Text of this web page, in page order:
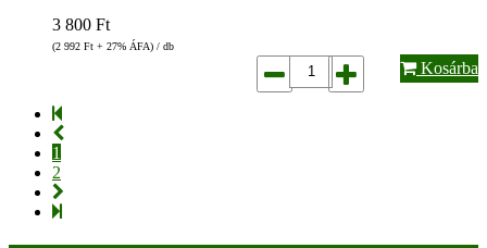
3 800 Ft
(2 992 Ft + 27% ÁFA) / db
Kosárba
1
2